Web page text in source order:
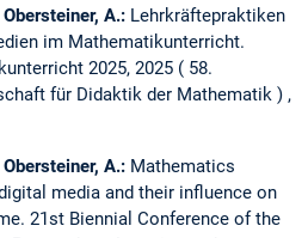
A.: Lehrkräftepraktiken
im Mathematikunterricht.
2025, 2025
58.
für Didaktik der Mathematik
,
A.: Mathematics
media and their influence on
21st Biennial Conference of the